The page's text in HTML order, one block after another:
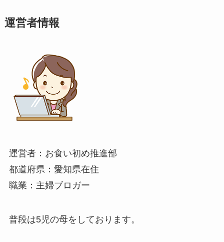
運営者情報
運営者：お食い初め推進部
都道府県：愛知県在住
職業：主婦ブロガー
普段は5児の母をしております。